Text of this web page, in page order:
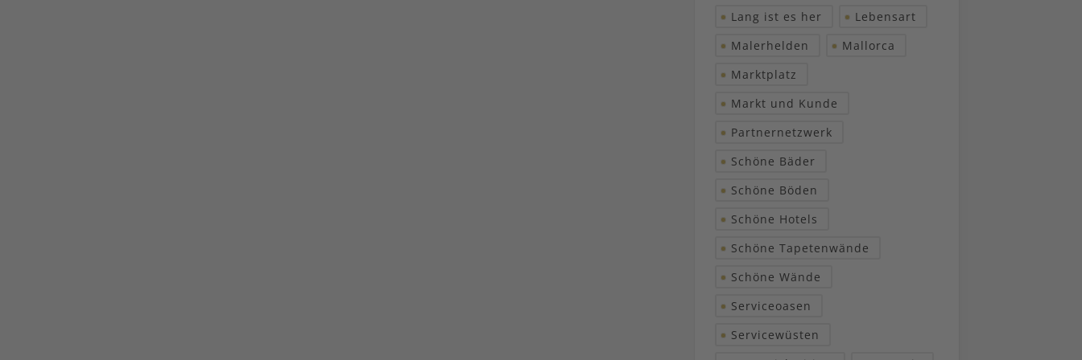
Lang ist es her
Lebensart
Malerhelden
Mallorca
Marktplatz
Markt und Kunde
Partnernetzwerk
Schöne Bäder
Schöne Böden
Schöne Hotels
Schöne Tapetenwände
Schöne Wände
Serviceoasen
Servicewüsten